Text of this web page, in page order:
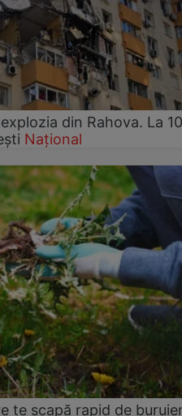
din Rahova. La
Național
te scapă rapid de